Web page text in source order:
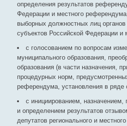
определения результатов
Федерации и местного
выборных должностных лиц органов
субъектов Российской Федерации и
с голосованием по вопросам
муниципального образования,
образования (в части назначения,
процедурных норм,
референдума, установления в ряде
с инициированием, назначением,
и определением результатов
депутатов регионального и